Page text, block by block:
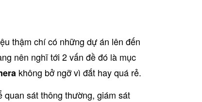
thậm chí có những dự án lên đến
nên nghĩ tới 2 vấn đề đó là mục
không bở ngỡ vì đắt hay quá rẻ.
sát thông thường, giám sát